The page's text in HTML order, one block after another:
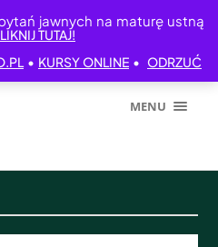
jawnych na maturę ustną
TUTAJ!
• KURSY ONLINE • ODRZUĆ
MENU